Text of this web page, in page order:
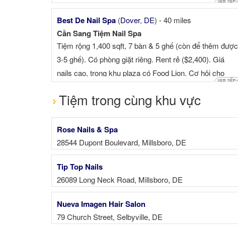
Best De Nail Spa (Dover, DE) - 40 miles
Cần Sang Tiệm Nail Spa
Tiệm rộng 1,400 sqft, 7 bàn & 5 ghế (còn để thêm được
3-5 ghế). Có phòng giặt riêng. Rent rẻ ($2,400). Giá
nails cao, trong khu plaza có Food Lion. Cơ hội cho
Tiệm trong cùng khu vực
Rose Nails & Spa
28544 Dupont Boulevard, Millsboro, DE
Tip Top Nails
26089 Long Neck Road, Millsboro, DE
Nueva Imagen Hair Salon
79 Church Street, Selbyville, DE